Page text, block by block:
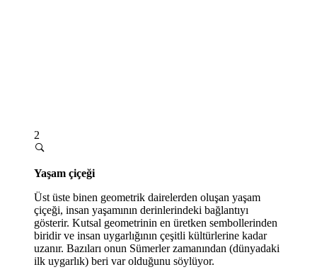
2
Yaşam çiçeği
Üst üste binen geometrik dairelerden oluşan yaşam
çiçeği, insan yaşamının derinlerindeki bağlantıyı
gösterir. Kutsal geometrinin en üretken sembollerinden
biridir ve insan uygarlığının çeşitli kültürlerine kadar
uzanır. Bazıları onun Sümerler zamanından (dünyadaki
ilk uygarlık) beri var olduğunu söylüyor.